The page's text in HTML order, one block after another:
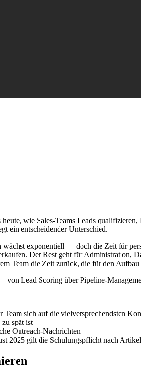
wie Sales-Teams Leads
ein entscheidender Unterschied.
wächst exponentiell — doch die Zeit für
Der Rest geht für Administration,
Team die Zeit zurück, die für den
Lead Scoring über Pipeline-
sich auf die vielversprechendsten
spät ist
Outreach-Nachrichten
2025 gilt die Schulungspflicht nach